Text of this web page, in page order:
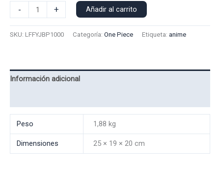
-
Polo
cantidad
+ Añadir al carrito
SKU: LFFYJBP1000 Categoría: One Piece Etiqueta: anime
Información adicional
Peso 1,88 kg
Dimensiones 25 × 19 × 20 cm